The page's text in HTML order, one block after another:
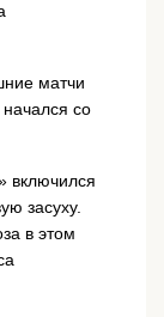
матчи
со
включился
засуху.
в этом